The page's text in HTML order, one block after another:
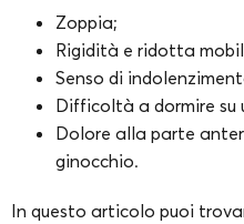
Zoppia;
Rigidità e ridotta
Senso di
Difficoltà a dormire su
Dolore alla parte
ginocchio.
In questo articolo puoi